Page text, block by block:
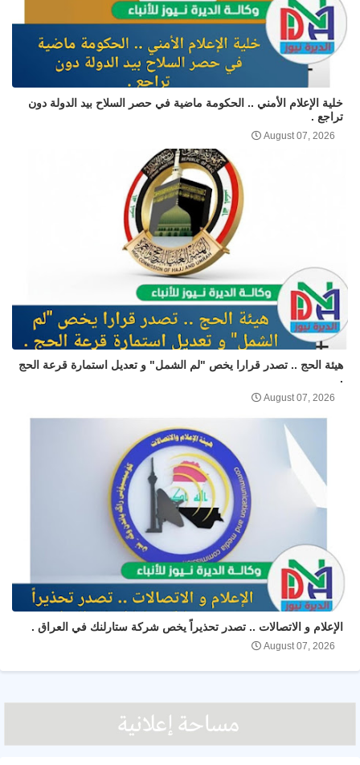
خلية الإعلام الأمني .. الحكومة ماضية في حصر السلاح بيد الدولة دون
تراجع .
August 07, 2026
هيئة الحج .. تصدر قرارا يخص "لم الشمل" و تعديل استمارة قرعة الحج
.
August 07, 2026
الإعلام و الاتصالات .. تصدر تحذيراً يخص شركة ستارلنك في العراق .
August 07, 2026